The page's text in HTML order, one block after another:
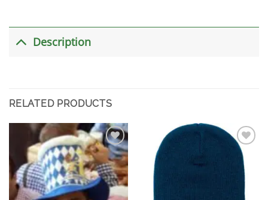
Description
RELATED PRODUCTS
加入
心愿
单
加入
心愿
单